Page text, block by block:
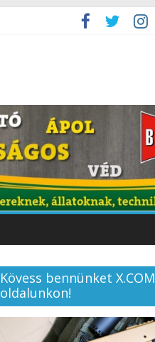
Kövess bennünket X.COM
oldalunkon!